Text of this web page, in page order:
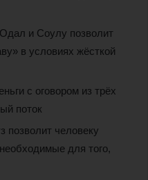
и Соулу позволит
в условиях жёсткой
с оговором из трёх
поток
позволит человеку
для того,